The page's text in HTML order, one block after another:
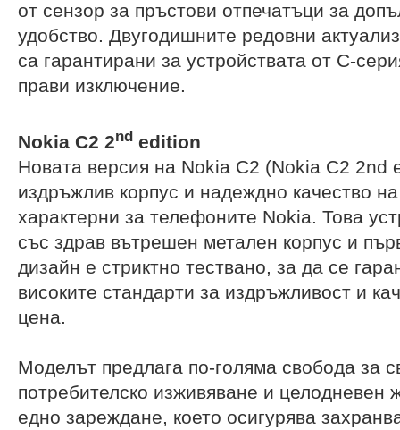
от сензор за пръстови отпечатъци за
удобство. Двугодишните редовни
са гарантирани за устройствата от C-
прави изключение.
Nokia C2 2nd edition
Новата версия на Nokia C2 (Nokia C2 2nd
издръжлив корпус и надеждно качество
характерни за телефоните Nokia. Това
със здрав вътрешен метален корпус и
дизайн е стриктно тествано, за да се
високите стандарти за издръжливост и
цена.
Моделът предлага по-голяма свобода за
потребителско изживяване и целодневен
едно зареждане, което осигурява